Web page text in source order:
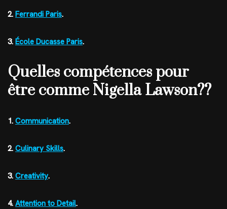
2. Ferrandi Paris.
3. École Ducasse Paris.
Quelles compétences pour
être comme Nigella Lawson??
1. Communication.
2. Culinary Skills.
3. Creativity.
4. Attention to Detail.